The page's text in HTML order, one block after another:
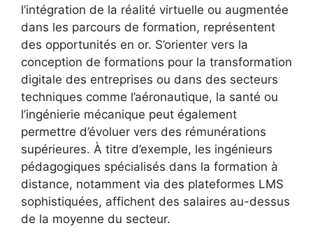
l’intégration de la réalité virtuelle ou augmentée
dans les parcours de formation, représentent
des opportunités en or. S’orienter vers la
conception de formations pour la transformation
digitale des entreprises ou dans des secteurs
techniques comme l’aéronautique, la santé ou
l’ingénierie mécanique peut également
permettre d’évoluer vers des rémunérations
supérieures. À titre d’exemple, les ingénieurs
pédagogiques spécialisés dans la formation à
distance, notamment via des plateformes LMS
sophistiquées, affichent des salaires au-dessus
de la moyenne du secteur.